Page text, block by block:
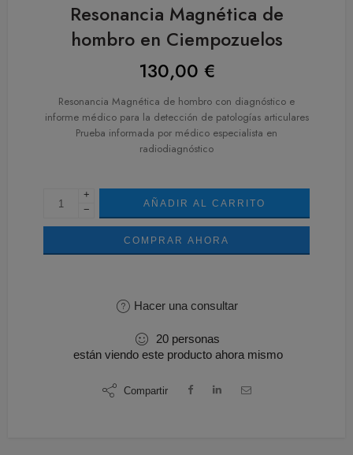
Resonancia Magnética de
hombro en Ciempozuelos
130,00 €
Resonancia Magnética de hombro con diagnóstico e
informe médico para la detección de patologías articulares
Prueba informada por médico especialista en
radiodiagnóstico
+
−
AÑADIR AL CARRITO
COMPRAR AHORA
Hacer una consultar
20 personas
están viendo este producto ahora mismo
Compartir